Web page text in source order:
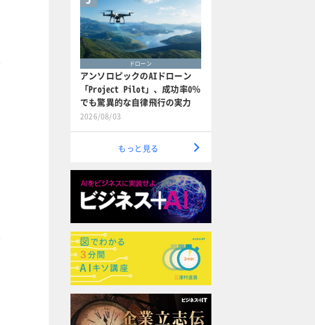
ドローン
アンソロピックのAIドローン
「Project Pilot」、成功率0％
でも驚異的な自律飛行の実力
2026/08/03
もっと見る